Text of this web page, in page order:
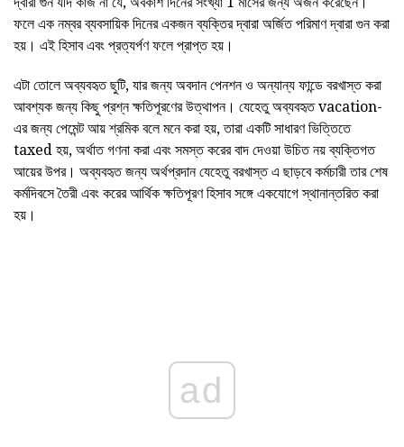
ফলে এক নম্বর ব্যবসায়িক দিনের একজন ব্যক্তির দ্বারা অর্জিত পরিমাণ দ্বারা গুন করা
হয়। এই হিসাব এবং প্রত্যর্পণ ফলে প্রাপ্ত হয়।
এটা তোলে অব্যবহৃত ছুটি, যার জন্য অবদান পেনশন ও অন্যান্য ফান্ডে বরখাস্ত করা
আবশ্যক জন্য কিছু প্রশ্ন ক্ষতিপূরণের উত্থাপন। যেহেতু অব্যবহৃত vacation-
এর জন্য পেমেন্ট আয় শ্রমিক বলে মনে করা হয়, তারা একটি সাধারণ ভিত্তিতে
taxed হয়, অর্থাত গণনা করা এবং সমস্ত করের বাদ দেওয়া উচিত নয় ব্যক্তিগত
আয়ের উপর। অব্যবহৃত জন্য অর্থপ্রদান যেহেতু বরখাস্ত এ ছাড়বে কর্মচারী তার শেষ
কর্মদিবসে তৈরী এবং করের আর্থিক ক্ষতিপূরণ হিসাব সঙ্গে একযোগে স্থানান্তরিত করা
হয়।
ad